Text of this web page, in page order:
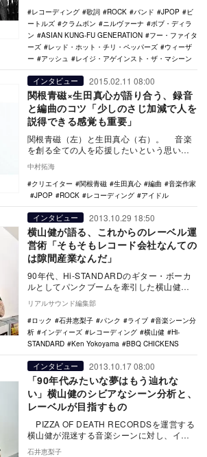
レコーディング
歌詞 ROCK バンド JPOP
ビ
ートルズ
クラムボン ニルヴァーナ
ボブ・ディラ
ン
ASIAN KUNG-FU GENERATION
フー・ファイタ
ーズ
レッド・ホット・チリ・ペッパーズ
ウィーザ
ー
アッシュ レイジ・アゲインスト・ザ・マシーン
インタビュー 2015.02.11 08:00
関根青磁×生田真心が語り合う、録音
と編曲のコツ「少しのさじ加減で人を
説得できる感覚も重要」
関根青磁（左）と生田真心（右）。 音楽
を創る全ての人を応援したいという思いか
ら生まれた、音楽作家・クリエイターのた
めの音楽総…
中村拓海
クリエイター
関根青磁 生田真心 編曲
音楽作家
JPOP
ROCK レコーディング アイドル
インタビュー 2013.10.29 18:50
横山健が語る、これからのレーベル運
営術「そもそもレコード会社なんての
は隙間産業なんだ」
90年代、Hi-STANDARDのギター・ボーカ
ルとしてパンクブームを牽引した横山健。
現在はBBQ CHICKENSやソロ名義の…
リアルサウンド編集部
ロック
石井恵梨子 パンク ライブ
音楽シーン分
析
インディーズ レコーディング 横山健
Hi-
STANDARD
Ken Yokoyama BBQ CHICKENS
インタビュー 2013.10.17 08:00
「90年代みたいな夢はもう辿れな
い」横山健のシビアなシーン分析と、
レーベルが目指すもの
PIZZA OF DEATH RECORDSを運営する
横山健が混迷する音楽シーンに対し、イン
ディーズの視点から提言を行うロ…
石井恵梨子